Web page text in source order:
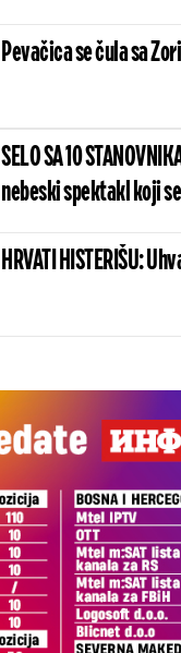
Pevačica se čula sa
SELO SA 10
nebeski spektakl koji
HRVATI HISTERIŠU: